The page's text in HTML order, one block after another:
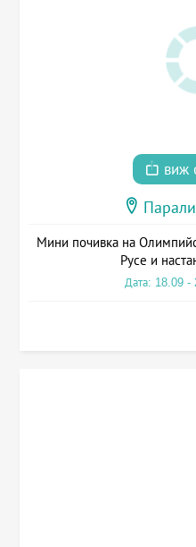
виж
Мини почивка на
Русе и
Дата: 18.09 -